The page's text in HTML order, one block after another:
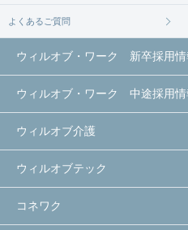
よくあるご質問
ウィルオブ・ワーク 新卒採用情
ウィルオブ・ワーク 中途採用情
ウィルオブ介護
ウィルオブテック
コネワク